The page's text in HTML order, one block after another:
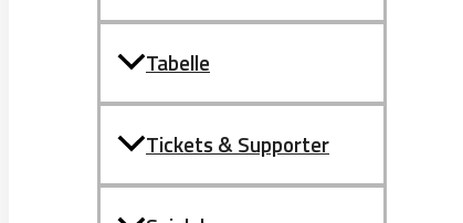
Tabelle
Tickets & Supporter